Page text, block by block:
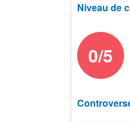
Niveau de
0/5